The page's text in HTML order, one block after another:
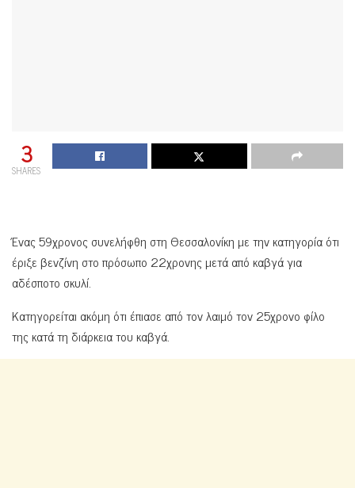
3
SHARES
Ένας 59χρονος συνελήφθη στη Θεσσαλονίκη με την κατηγορία ότι
έριξε βενζίνη στο πρόσωπο 22χρονης μετά από καβγά για
αδέσποτο σκυλί.
Κατηγορείται ακόμη ότι έπιασε από τον λαιμό τον 25χρονο φίλο
της κατά τη διάρκεια του καβγά.